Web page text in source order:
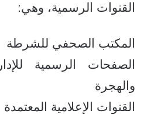
القنوات الرسمية، وهي:
المكتب الصحفي للشرطة
الصفحات الرسمية
والهجرة
القنوات الإعلامية المعتمدة